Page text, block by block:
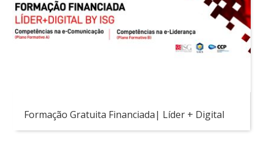
Formação Gratuita Financiada| Líder + Digital